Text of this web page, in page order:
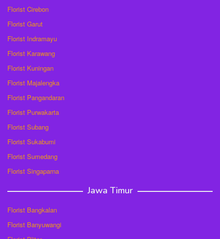
Florist Cirebon
Florist Garut
Florist Indramayu
Florist Karawang
Florist Kuningan
Florist Majalengka
Florist Pangandaran
Florist Purwakarta
Florist Subang
Florist Sukabumi
Florist Sumedang
Florist Singaparna
Jawa Timur
Florist Bangkalan
Florist Banyuwangi